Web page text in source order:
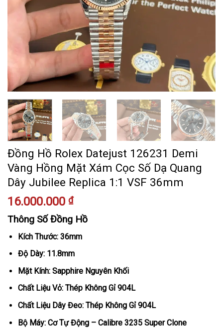
Đồng Hồ Rolex Datejust 126231 Demi
Vàng Hồng Mặt Xám Cọc Số Dạ Quang
Dây Jubilee Replica 1:1 VSF 36mm
16.000.000 ₫
Thông Số Đồng Hồ
Kích Thước: 36mm
Độ Dày: 11.8mm
Mặt Kính: Sapphire Nguyên Khối
Chất Liệu Vỏ: Thép Không Gỉ 904L
Chất Liệu Dây Đeo: Thép Không Gỉ 904L
Bộ Máy: Cơ Tự Động – Calibre 3235 Super Clone